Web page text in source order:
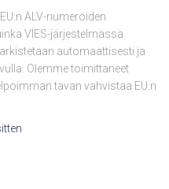
ALV-numeroiden
VIES-järjestelmässä
automaattisesti ja
Olemme toimittaneet
tavan vahvistaa EU:n